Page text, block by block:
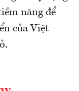
năng để
của Việt